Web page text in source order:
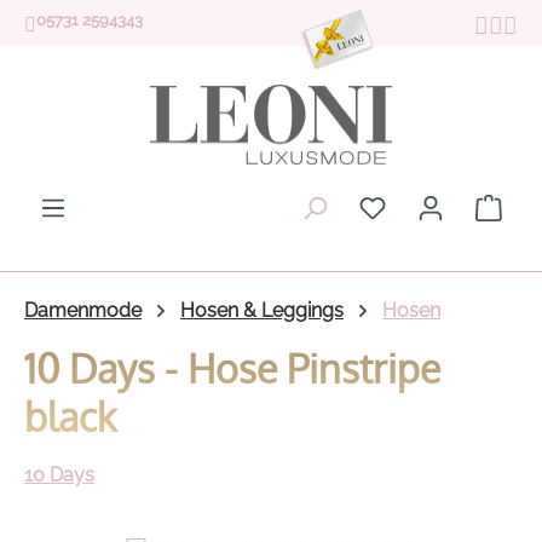
Zum Hauptinhalt springen
05731 2594343
Du hast 0
Damenmode Hosen & Leggings Hosen
10 Days - Hose Pinstripe
black
10 Days